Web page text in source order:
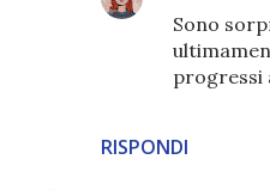
RISPONDI
Sono
progressi